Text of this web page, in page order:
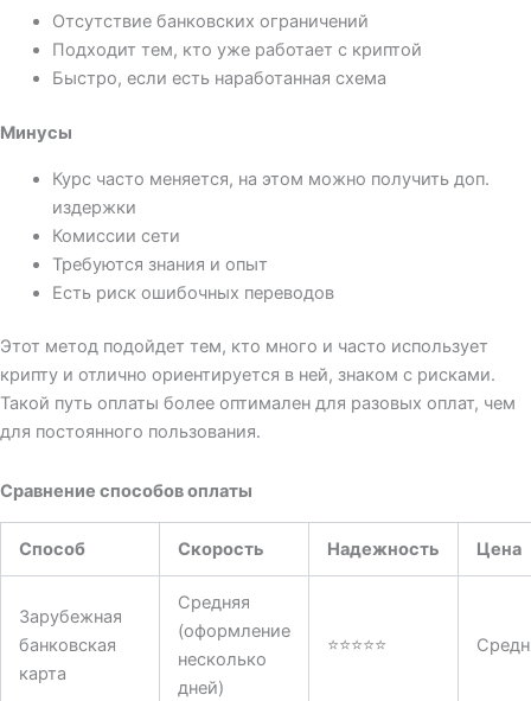
Отсутствие банковских ограничений
Подходит тем, кто уже работает с криптой
Быстро, если есть наработанная схема
Минусы
Курс часто меняется, на этом можно получить доп.
издержки
Комиссии сети
Требуются знания и опыт
Есть риск ошибочных переводов
Этот метод подойдет тем, кто много и часто использует
крипту и отлично ориентируется в ней, знаком с рисками.
Такой путь оплаты более оптимален для разовых оплат, чем
для постоянного пользования.
Сравнение способов оплаты
Способ Скорость Надежность Цена
Зарубежная
банковская
карта
Средняя
(оформление
несколько
дней)
⭐⭐⭐⭐⭐